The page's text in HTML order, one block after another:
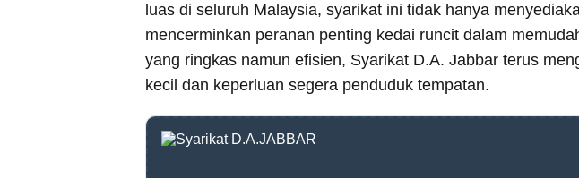
luas di seluruh Malaysia, syarikat ini tidak hanya
mencerminkan peranan penting kedai runcit dalam
yang ringkas namun efisien, Syarikat D.A. Jabbar terus
kecil dan keperluan segera penduduk tempatan.